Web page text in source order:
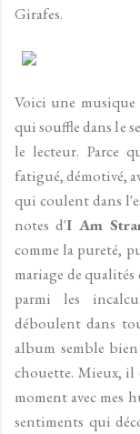
Girafes.
Voici une
qui souffle dans le
le lecteur. Parce
fatigué, démotivé,
qui coulent dans
notes d'I Am
comme la pureté,
mariage de
parmi les
déboulent dans
album semble
chouette. Mieux, il
moment avec mes
sentiments qui